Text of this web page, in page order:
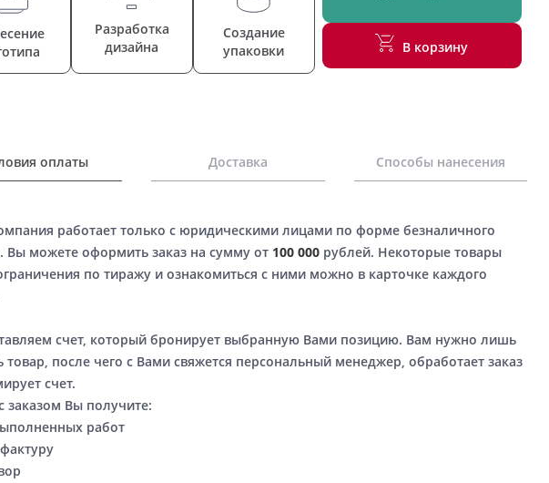
Разработка
дизайна
Создание
упаковки
В корзину
оплаты Доставка Способы нанесения
работает только с юридическими лицами по форме безналичного
Вы можете оформить заказ на сумму от 100 000рублей. Некоторые товары
по тиражу и ознакомиться с ними можно в карточке каждого
счет, который бронирует выбранную Вами позицию. Вам нужно лишь
товар, после чего с Вами свяжется персональный менеджер, обработает заказ
счет.
заказом Вы получите:
работ